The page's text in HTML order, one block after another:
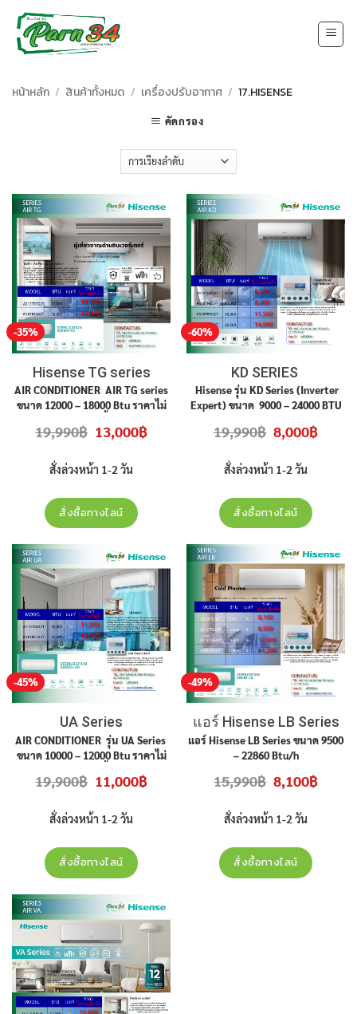
content
หน้าหลัก / สินค้าทั้งหมด / เครื่องปรับอากาศ / 17.HISENSE
คัดกรอง
-35%
Hisense TG series
AIR CONDITIONER AIR TG series
ขนาด 12000 – 18000 Btu ราคาไม่
19,990฿ Original
price
19,990฿.
13,000฿Current
price
สั่งล่วงหน้า 1-2 วัน
สั่งซื้อทางไลน์
-60%
KD SERIES
Hisense รุ่น KD Series (Inverter
Expert) ขนาด 9000 – 24000 BTU
19,990฿ Original
price
19,990฿.
8,000฿Current
price
สั่งล่วงหน้า 1-2 วัน
สั่งซื้อทางไลน์
-45%
UA Series
AIR CONDITIONER รุ่น UA Series
ขนาด 10000 – 12000 Btu ราคาไม่
19,900฿ Original
price
19,900฿.
11,000฿Current
price
สั่งล่วงหน้า 1-2 วัน
สั่งซื้อทางไลน์
-49%
แอร์ Hisense LB Series
แอร์ Hisense LB Series ขนาด 9500
– 22860 Btu/h
15,990฿ Original
price
15,990฿.
8,100฿Current
price
สั่งล่วงหน้า 1-2 วัน
สั่งซื้อทางไลน์